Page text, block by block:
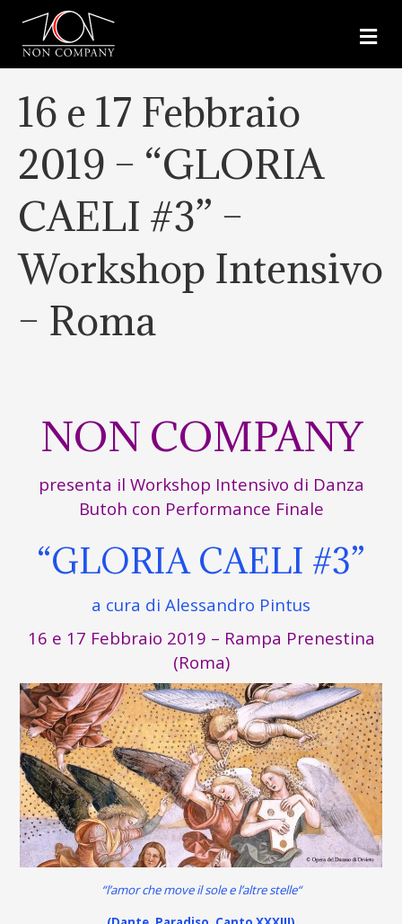
M
E
N
16 e 17 Febbraio
2019 – “GLORIA
CAELI #3” –
Workshop Intensivo
– Roma
NON COMPANY
presenta il Workshop Intensivo di Danza
Butoh con Performance Finale
“GLORIA CAELI #3”
a cura di Alessandro Pintus
16 e 17 Febbraio 2019 – Rampa Prenestina
(Roma)
“l’amor che move il sole e l’altre stelle“